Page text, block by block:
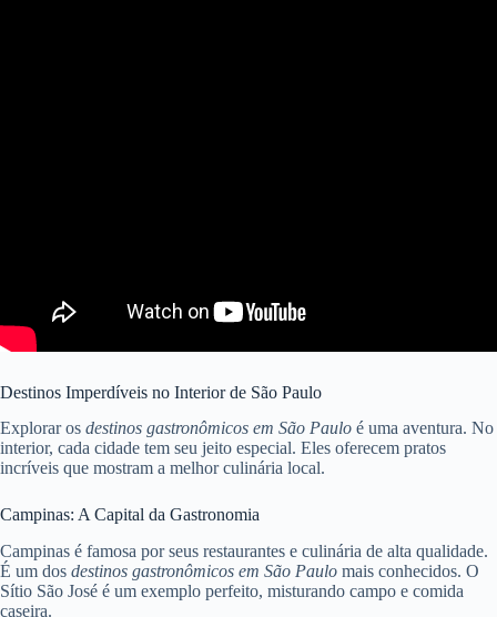
Destinos Imperdíveis no Interior de São Paulo
Explorar os destinos gastronômicos em São Paulo é uma aventura. No
interior, cada cidade tem seu jeito especial. Eles oferecem pratos
incríveis que mostram a melhor culinária local.
Campinas: A Capital da Gastronomia
Campinas é famosa por seus restaurantes e culinária de alta qualidade.
É um dos destinos gastronômicos em São Paulo mais conhecidos. O
Sítio São José é um exemplo perfeito, misturando campo e comida
caseira.